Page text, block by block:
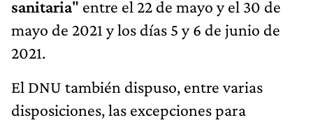
sanitaria" entre el 22 de mayo y el 30 de
mayo de 2021 y los días 5 y 6 de junio de
2021.
El DNU también dispuso, entre varias
disposiciones, las excepciones para